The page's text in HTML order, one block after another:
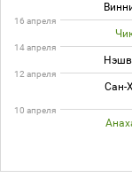
16 апреля
14 апреля
12 апреля
Сан-
10 апреля